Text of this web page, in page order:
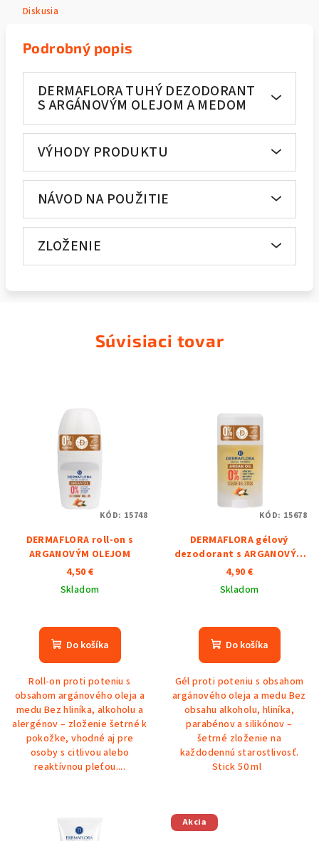
Diskusia
Podrobný popis
DERMAFLORA TUHÝ DEZODORANT
S ARGÁNOVÝM OLEJOM A MEDOM
VÝHODY PRODUKTU
NÁVOD NA POUŽITIE
ZLOŽENIE
Súvisiaci tovar
DERMAFLORA roll-on s
ARGANOVÝM OLEJOM
4,50 €
Skladom
Do košíka
Roll-on proti poteniu s
obsahom argánového oleja a
medu Bez hliníka, alkoholu a
alergénov – zloženie šetrné k
pokožke, vhodné aj pre
osoby s citlivou alebo
reaktívnou pleťou....
KÓD: 15748
DERMAFLORA gélový
dezodorant s ARGANOVÝM
OLEJOM a MEDOM
4,90 €
Skladom
Do košíka
Gél proti poteniu s obsahom
argánového oleja a medu Bez
obsahu alkoholu, hliníka,
parabénov a silikónov –
šetrné zloženie na
každodennú starostlivosť.
Stick 50 ml
KÓD: 15678
Akcia